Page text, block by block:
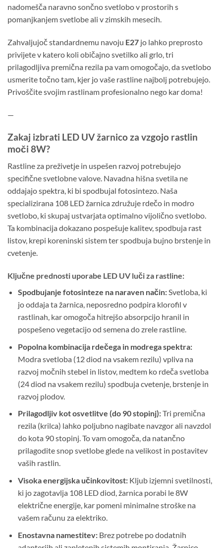
nadomešča naravno sončno svetlobo v prostorih s
pomanjkanjem svetlobe ali v zimskih mesecih.
Zahvaljujoč standardnemu navoju E27 jo lahko preprosto
privijete v katero koli običajno svetilko ali grlo, tri
prilagodljiva premična rezila pa vam omogočajo, da svetlobo
usmerite točno tam, kjer jo vaše rastline najbolj potrebujejo.
Privoščite svojim rastlinam profesionalno nego kar doma!
—
Zakaj izbrati LED UV žarnico za vzgojo rastlin
moči 8W?
Rastline za preživetje in uspešen razvoj potrebujejo
specifične svetlobne valove. Navadna hišna svetila ne
oddajajo spektra, ki bi spodbujal fotosintezo. Naša
specializirana 108 LED žarnica združuje rdečo in modro
svetlobo, ki skupaj ustvarjata optimalno vijolično svetlobo.
Ta kombinacija dokazano pospešuje kalitev, spodbuja rast
listov, krepi koreninski sistem ter spodbuja bujno brstenje in
cvetenje.
Ključne prednosti uporabe LED UV luči za rastline:
Spodbujanje fotosinteze na naraven način:Svetloba, ki
jo oddaja ta žarnica, neposredno podpira klorofil v
rastlinah, kar omogoča hitrejšo absorpcijo hranil in
pospešeno vegetacijo od semena do zrele rastline.
Popolna kombinacija rdečega in modrega spektra:
Modra svetloba (12 diod na vsakem rezilu) vpliva na
razvoj močnih stebel in listov, medtem ko rdeča svetloba
(24 diod na vsakem rezilu) spodbuja cvetenje, brstenje in
razvoj plodov.
Prilagodljiv kot osvetlitve (do 90 stopinj):Tri premična
rezila (krilca) lahko poljubno nagibate navzgor ali navzdol
do kota 90 stopinj. To vam omogoča, da natančno
prilagodite snop svetlobe glede na velikost in postavitev
vaših rastlin.
Visoka energijska učinkovitost:Kljub izjemni svetilnosti,
ki jo zagotavlja 108 LED diod, žarnica porabi le 8W
električne energije, kar pomeni minimalne stroške na
vašem računu za elektriko.
Enostavna namestitev:Brez potrebe po dodatnih